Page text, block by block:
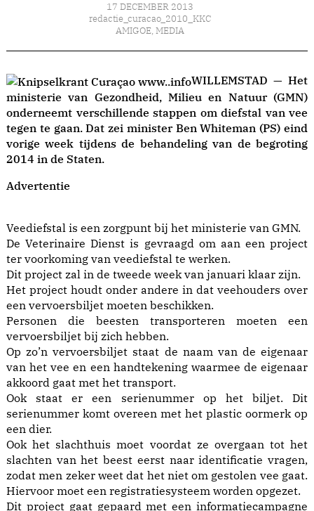
17 DECEMBER 2013
redactie_curacao_2010_KKC
AMIGOE, MEDIA
WILLEMSTAD — Het
ministerie van Gezondheid, Milieu en Natuur (GMN)
onderneemt verschillende stappen om diefstal van vee
tegen te gaan. Dat zei minister Ben Whiteman (PS) eind
vorige week tijdens de behandeling van de begroting
2014 in de Staten.
Advertentie
Veediefstal is een zorgpunt bij het ministerie van GMN.
De Veterinaire Dienst is gevraagd om aan een project
ter voorkoming van veediefstal te werken.
Dit project zal in de tweede week van januari klaar zijn.
Het project houdt onder andere in dat veehouders over
een vervoersbiljet moeten beschikken.
Personen die beesten transporteren moeten een
vervoersbiljet bij zich hebben.
Op zo’n vervoersbiljet staat de naam van de eigenaar
van het vee en een handtekening waarmee de eigenaar
akkoord gaat met het transport.
Ook staat er een serienummer op het biljet. Dit
serienummer komt overeen met het plastic oormerk op
een dier.
Ook het slachthuis moet voordat ze overgaan tot het
slachten van het beest eerst naar identificatie vragen,
zodat men zeker weet dat het niet om gestolen vee gaat.
Hiervoor moet een registratiesysteem worden opgezet.
Dit project gaat gepaard met een informatiecampagne